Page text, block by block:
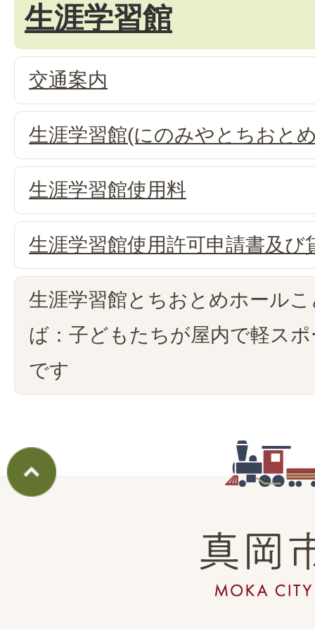
生涯学習館
交通案内
生涯学習館(にのみやとちおと
生涯学習館使用料
生涯学習館使用許可申請書及び
生涯学習館とちおとめホール
ば：子どもたちが屋内で軽ス
です
真
岡
市